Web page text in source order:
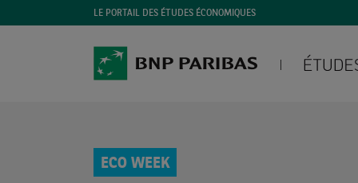
LE PORTAIL DES ÉTUDES ÉCONOMIQUES
ECO WEEK